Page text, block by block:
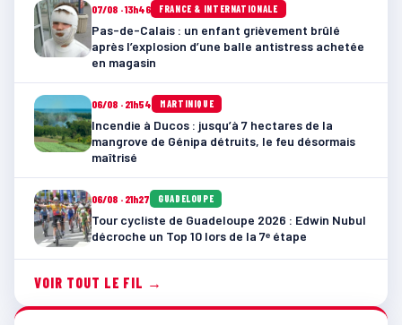
07/08 · 13h46 FRANCE & INTERNATIONALE
Pas-de-Calais : un enfant grièvement brûlé
après l’explosion d’une balle antistress achetée
en magasin
06/08 · 21h54 MARTINIQUE
Incendie à Ducos : jusqu’à 7 hectares de la
mangrove de Génipa détruits, le feu désormais
maîtrisé
06/08 · 21h27 GUADELOUPE
Tour cycliste de Guadeloupe 2026 : Edwin Nubul
décroche un Top 10 lors de la 7ᵉ étape
VOIR TOUT LE FIL →